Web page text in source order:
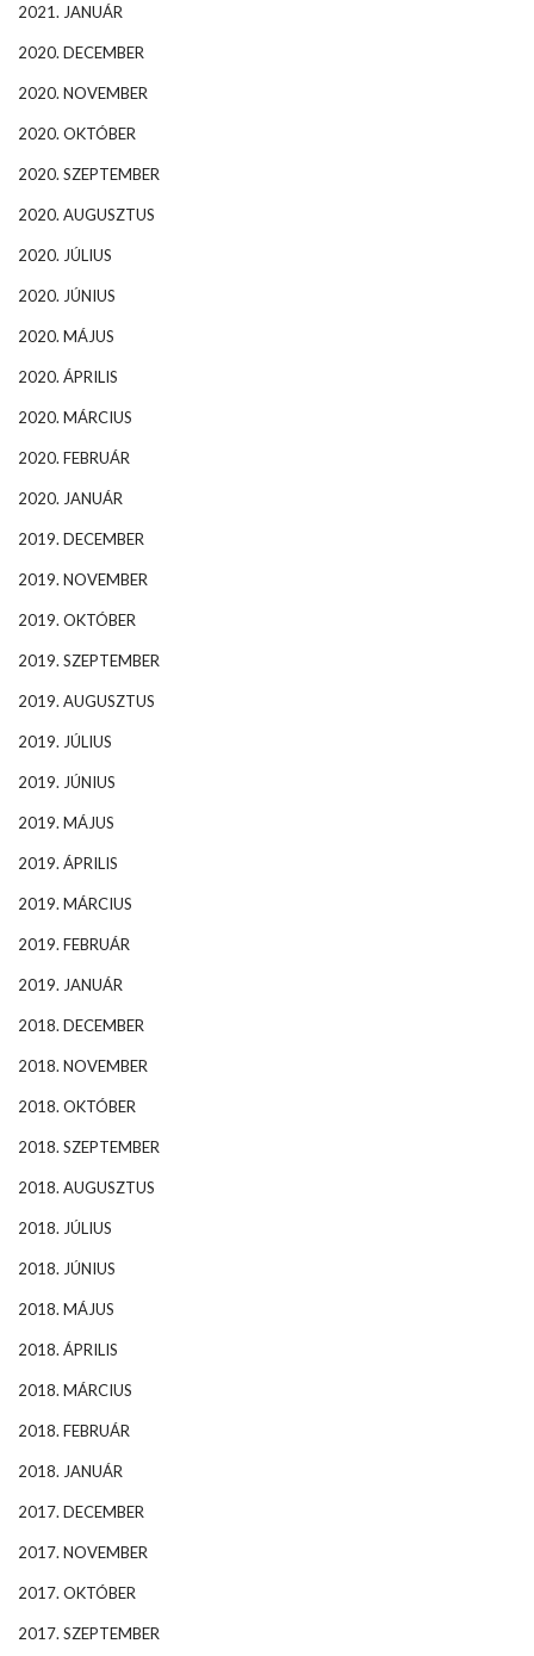
2021. JANUÁR
2020. DECEMBER
2020. NOVEMBER
2020. OKTÓBER
2020. SZEPTEMBER
2020. AUGUSZTUS
2020. JÚLIUS
2020. JÚNIUS
2020. MÁJUS
2020. ÁPRILIS
2020. MÁRCIUS
2020. FEBRUÁR
2020. JANUÁR
2019. DECEMBER
2019. NOVEMBER
2019. OKTÓBER
2019. SZEPTEMBER
2019. AUGUSZTUS
2019. JÚLIUS
2019. JÚNIUS
2019. MÁJUS
2019. ÁPRILIS
2019. MÁRCIUS
2019. FEBRUÁR
2019. JANUÁR
2018. DECEMBER
2018. NOVEMBER
2018. OKTÓBER
2018. SZEPTEMBER
2018. AUGUSZTUS
2018. JÚLIUS
2018. JÚNIUS
2018. MÁJUS
2018. ÁPRILIS
2018. MÁRCIUS
2018. FEBRUÁR
2018. JANUÁR
2017. DECEMBER
2017. NOVEMBER
2017. OKTÓBER
2017. SZEPTEMBER